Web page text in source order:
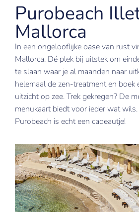
Purobeach
Mallorca
In een ongelooflijke oase van rust
Mallorca. Dé plek bij uitstek om
te slaan waar je al maanden naar
helemaal de zen-treatment en boek
uitzicht op zee. Trek gekregen? De
menukaart biedt voor ieder wat
Purobeach is echt een cadeautje!